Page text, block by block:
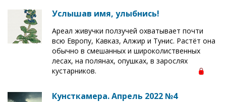
Услышав имя, улыбнись!
Ареал живучки ползучей охватывает почти
всю Европу, Кавказ, Алжир и Тунис. Растёт она
обычно в смешанных и широколиственных
лесах, на полянах, опушках, в зарослях
кустарников.
Кунсткамера. Апрель 2022 №4